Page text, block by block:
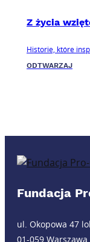
Z życia
Historie, które
ODTWARZAJ
Fundacja
ul. Okopowa 47
01-059 Warszawa